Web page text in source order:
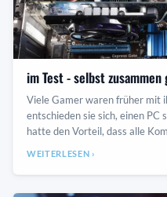
im Test - selbst
Viele Gamer waren früher mit
entschieden sie sich, einen PC
hatte den Vorteil, dass alle
WEITERLESEN ›